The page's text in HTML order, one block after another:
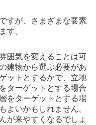
すが、さまざまな要素
す。
囲気を変えることは可
建物から選ぶ必要があ
ットとするかで、立地
ターゲットとする場合
をターゲットとする場
よいかもしれません。
が来やすくなるでしょ